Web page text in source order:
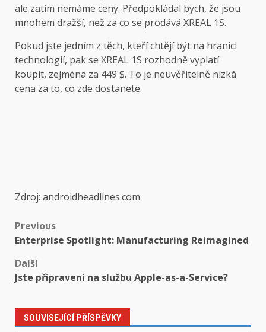
ale zatím nemáme ceny. Předpokládal bych, že jsou
mnohem dražší, než za co se prodává XREAL 1S.
Pokud jste jedním z těch, kteří chtějí být na hranici
technologií, pak se XREAL 1S rozhodně vyplatí
koupit, zejména za 449 $. To je neuvěřitelně nízká
cena za to, co zde dostanete.
Zdroj: androidheadlines.com
Post
navigation
Previous
Enterprise Spotlight: Manufacturing Reimagined
Další
Jste připraveni na službu Apple-as-a-Service?
SOUVISEJÍCÍ PŘÍSPĚVKY